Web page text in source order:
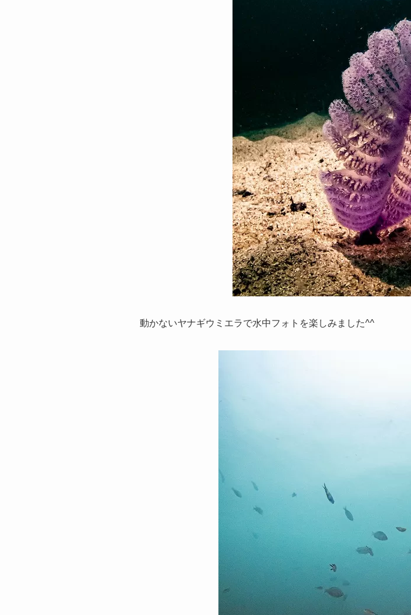
動かないヤナギウミエラで水中フォトを楽しみました^^